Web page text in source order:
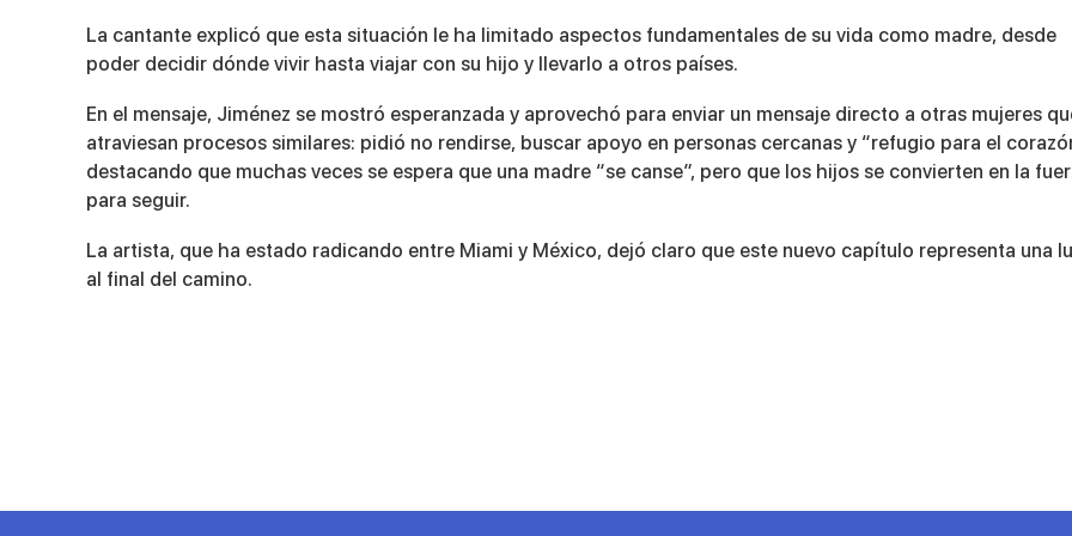
47
secondsVolume
90%
La cantante explicó que esta situación le ha limitado aspectos fundamentales de su vida como madre, desde
poder decidir dónde vivir hasta viajar con su hijo y llevarlo a otros países.
En el mensaje, Jiménez se mostró esperanzada y aprovechó para enviar un mensaje directo a otras mujeres
atraviesan procesos similares: pidió no rendirse, buscar apoyo en personas cercanas y “refugio para el
destacando que muchas veces se espera que una madre “se canse”, pero que los hijos se convierten en la
para seguir.
La artista, que ha estado radicando entre Miami y México, dejó claro que este nuevo capítulo representa una
al final del camino.